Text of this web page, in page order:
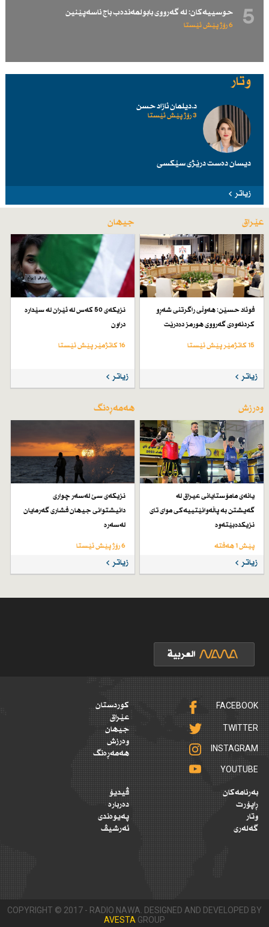
5 حوسییەكان: لە گەرووی بابولمەندەب باج ناسەپێنین
6 رۆژ پێش ئێستا
وتار
د.دیلمان ئازاد حسن
3 رۆژ پێش ئێستا
دیسان دەست درێژی سێكسی
زیاتر
عێراق
فوئاد حسێن: هەوڵی راگرتنی شەڕو
كردنەوەی گەرووی هورمز دەدرێت
15 کاتژمێر پێش ئێستا
زیاتر
جیهان
نزیكەی 50 كەس لە ئێران لە سێدارە
دراون
16 کاتژمێر پێش ئێستا
زیاتر
وەرزش
یانەی مامۆستایانی عیراق لە
گەیشتن بە پاڵەوانێتییەكی موای تای
نزیكدەبێتەوە
پێش 1 هەفتە
زیاتر
هەمەڕەنگ
نزیكەی سێ لەسەر چواری
دانیشتوانی جیهان فشاری گەرمایان
لەسەرە
6 رۆژ پێش ئێستا
زیاتر
FACEBOOK
TWITTER
INSTAGRAM
YOUTUBE
کوردستان
عێراق
جیهان
وەرزش
هەمەڕەنگ
بەرنامەکان
ڕاپۆرت
وتار
گەلەری
ڤیدیۆ
دەربارە
پەیوەندی
ئەرشیڤ
COPYRIGHT © 2017 - RADIO NAWA. DESIGNED AND DEVELOPED BY
AVESTA GROUP